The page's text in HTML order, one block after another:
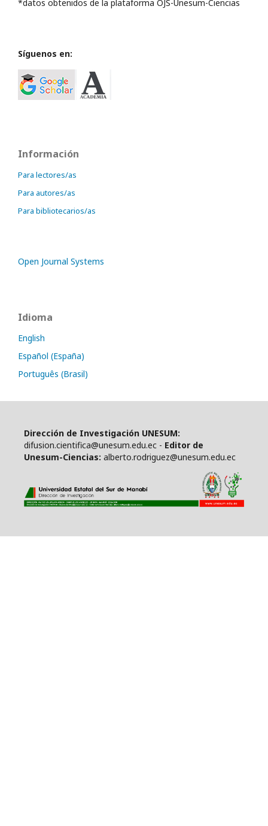
*datos obtenidos de la plataforma OJS-Unesum-Ciencias
Síguenos en:
Información
Para lectores/as
Para autores/as
Para bibliotecarios/as
Open Journal Systems
Idioma
English
Español (España)
Português (Brasil)
Dirección de Investigación UNESUM:
difusion.cientifica@unesum.edu.ec - Editor de
Unesum-Ciencias: alberto.rodriguez@unesum.edu.ec